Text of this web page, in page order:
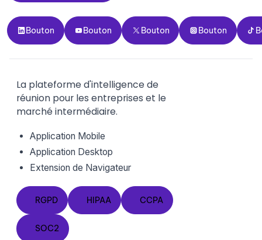
Bouton
Bouton
Bouton
Bouton
Bouton
Bouton
Bouton
Bouton
La plateforme d'intelligence de
réunion pour les entreprises et le
marché intermédiaire.
Application Mobile
Application Desktop
Extension de Navigateur
RGPD
RGPD
HIPAA
HIPAA
CCPA
CCPA
SOC2
SOC2